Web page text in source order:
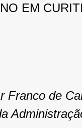
EM
Franco de